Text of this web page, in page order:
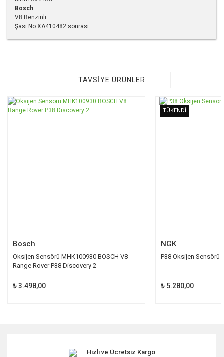
Bosch
V8 Benzinli
Şasi No XA410482 sonrası
Görüş ve önerileriniz için teşekkür ederiz.
Ürün resmi kalitesiz, bozuk veya görüntülenemiyor.
TAVSİYE ÜRÜNLER
Bosch
Oksijen Sensörü MHK100930 BOSCH V8
Range Rover P38 Discovery 2
₺ 3.498,00
TÜKENDİ
NGK
P38 Oksijen Sensörü
₺ 5.280,00
Hızlı ve Ücretsiz Kargo